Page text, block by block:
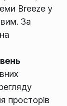
Breeze у
За
просторів